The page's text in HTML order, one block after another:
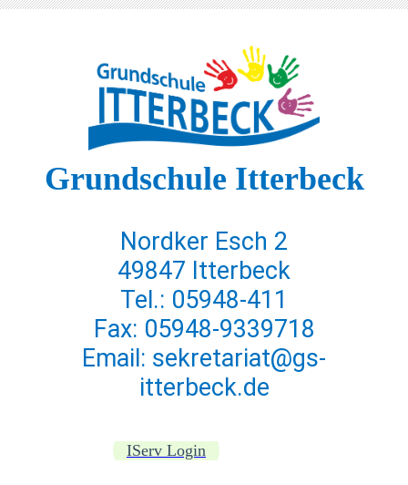
Grundschule Itterbeck
Nordker Esch 2
49847 Itterbeck
Tel.: 05948-411
Fax: 05948-9339718
Email: sekretariat@gs-
itterbeck.de
IServ Login